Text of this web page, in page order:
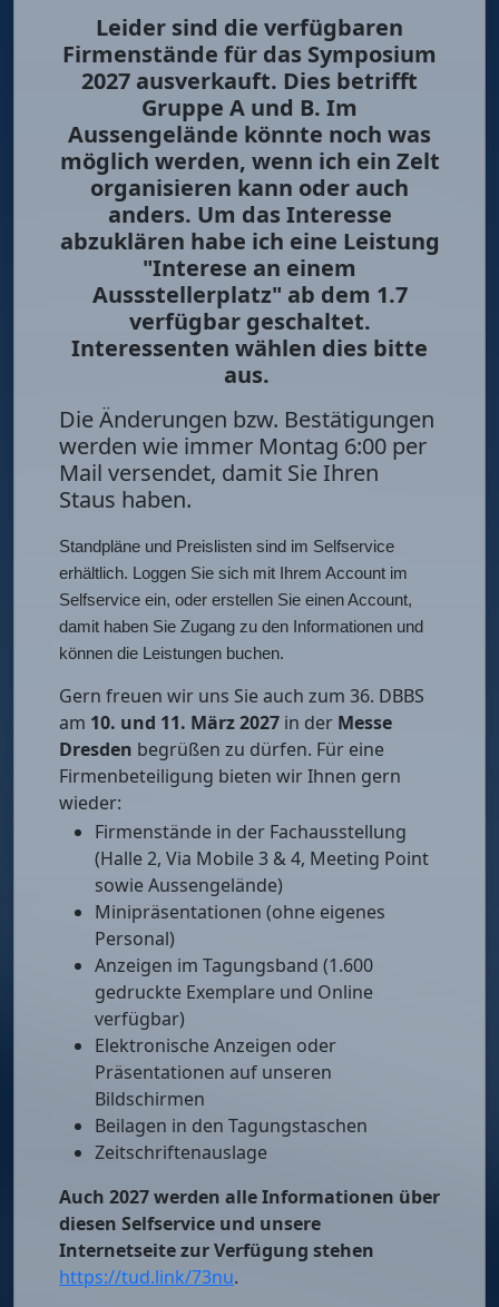
Leider sind die verfügbaren
Firmenstände für das Symposium
2027 ausverkauft. Dies betrifft
Gruppe A und B. Im
Aussengelände könnte noch was
möglich werden, wenn ich ein Zelt
organisieren kann oder auch
anders. Um das Interesse
abzuklären habe ich eine Leistung
"Interese an einem
Aussstellerplatz" ab dem 1.7
verfügbar geschaltet.
Interessenten wählen dies bitte
aus.
Die Änderungen bzw. Bestätigungen
werden wie immer Montag 6:00 per
Mail versendet, damit Sie Ihren
Staus haben.
Standpläne und Preislisten sind im Selfservice
erhältlich. Loggen Sie sich mit Ihrem Account im
Selfservice ein, oder erstellen Sie einen Account,
damit haben Sie Zugang zu den Informationen und
können die Leistungen buchen.
Gern freuen wir uns Sie auch zum 36. DBBS
am 10. und 11. März 2027 in der Messe
Dresden begrüßen zu dürfen. Für eine
Firmenbeteiligung bieten wir Ihnen gern
wieder:
Firmenstände in der Fachausstellung
(Halle 2, Via Mobile 3 & 4, Meeting Point
sowie Aussengelände)
Minipräsentationen (ohne eigenes
Personal)
Anzeigen im Tagungsband (1.600
gedruckte Exemplare und Online
verfügbar)
Elektronische Anzeigen oder
Präsentationen auf unseren
Bildschirmen
Beilagen in den Tagungstaschen
Zeitschriftenauslage
Auch 2027 werden alle Informationen über
diesen Selfservice und unsere
Internetseite zur Verfügung stehen
https://tud.link/73nu.